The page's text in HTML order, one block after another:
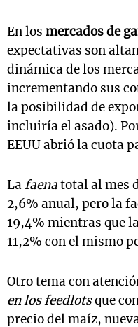
En los mercados de
expectativas son
dinámica de los
incrementando sus
la posibilidad de
incluiría el asado).
EEUU abrió la cuota
Lafaenatotal al mes
2,6% anual, pero la
19,4% mientras que
11,2% con el mismo
Otro tema con
en los feedlotsque
precio del maíz,